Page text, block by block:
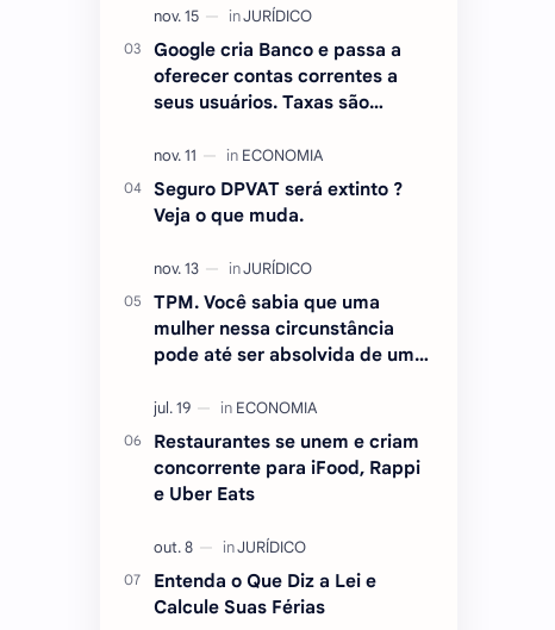
Google cria Banco e passa a
oferecer contas correntes a
seus usuários. Taxas são
Seguro DPVAT será extinto ?
Veja o que muda.
TPM. Você sabia que uma
mulher nessa circunstância
pode até ser absolvida de um
Restaurantes se unem e criam
concorrente para iFood, Rappi
e Uber Eats
Entenda o Que Diz a Lei e
Calcule Suas Férias